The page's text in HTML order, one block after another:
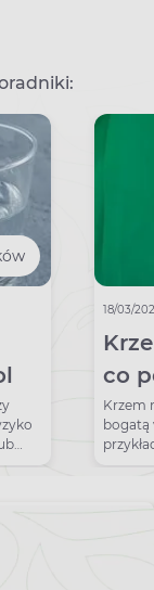
18/03/
co
Krzem
bogatą